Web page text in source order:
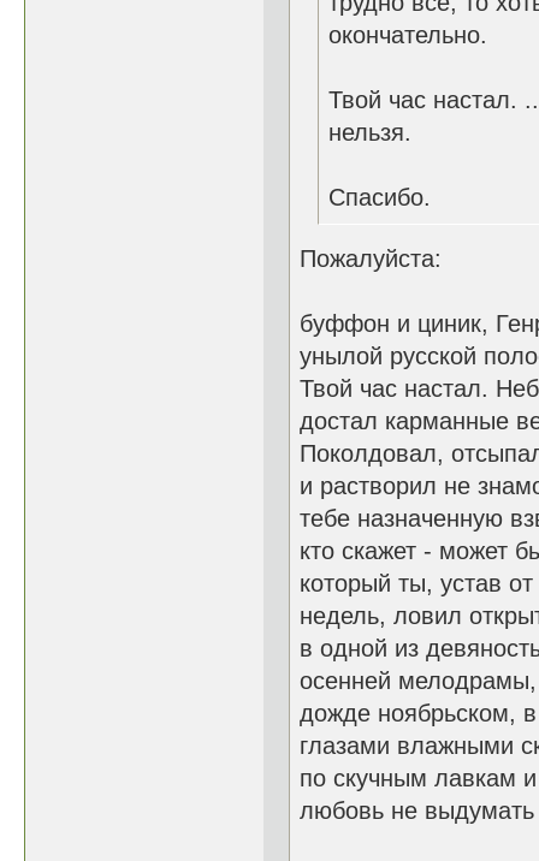
окончательно.
Твой час настал.
нельзя.
Спасибо.
Пожалуйста:
буффон и циник,
унылой русской
Твой час настал.
достал карманные
Поколдовал,
и растворил не
тебе назначенную
кто скажет - может
который ты, устав
недель, ловил
в одной из
осенней
дожде ноябрьском,
глазами влажными
по скучным лавкам
любовь не выдумать